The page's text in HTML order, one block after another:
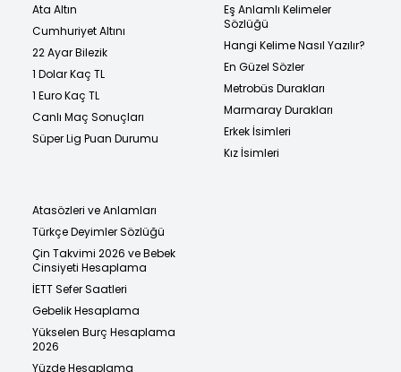
Ata Altın
Cumhuriyet Altını
22 Ayar Bilezik
1 Dolar Kaç TL
1 Euro Kaç TL
Canlı Maç Sonuçları
Süper Lig Puan Durumu
Eş Anlamlı Kelimeler
Sözlüğü
Hangi Kelime Nasıl Yazılır?
En Güzel Sözler
Metrobüs Durakları
Marmaray Durakları
Erkek İsimleri
Kız İsimleri
Atasözleri ve Anlamları
Türkçe Deyimler Sözlüğü
Çin Takvimi 2026 ve Bebek
Cinsiyeti Hesaplama
İETT Sefer Saatleri
Gebelik Hesaplama
Yükselen Burç Hesaplama
2026
Yüzde Hesaplama